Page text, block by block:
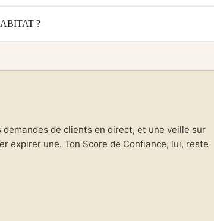
?
de clients en direct, et une veille sur
expirer une. Ton Score de Confiance, lui, reste